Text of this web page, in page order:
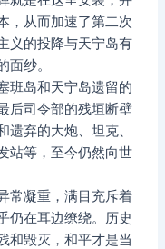
，从而加速了第二次
义的投降与天宁岛有
面纱。
岛和天宁岛遗留的
后司令部的残垣断壁
弃的大炮、坦克、
站等，至今仍然向世
凝重，满目充斥着
仍在耳边缭绕。历史
和毁灭，和平才是当